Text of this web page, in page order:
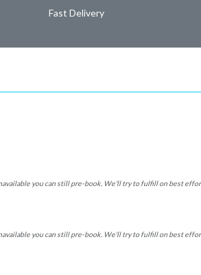
Fast Delivery
you can still pre-book. We'll try to fulfill on best
you can still pre-book. We'll try to fulfill on best